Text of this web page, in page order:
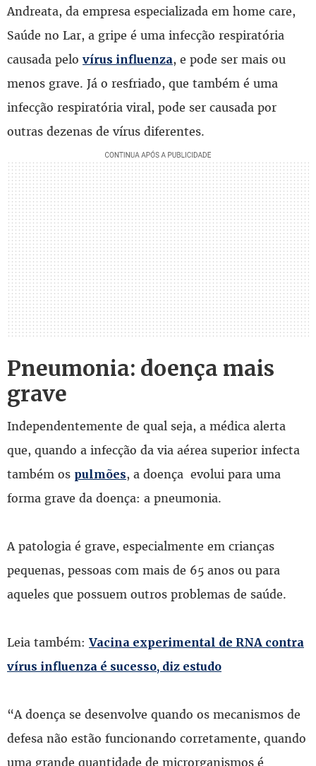
Andreata, da empresa especializada em home care,
Saúde no Lar, a gripe é uma infecção respiratória
causada pelo vírus influenza, e pode ser mais ou
menos grave. Já o resfriado, que também é uma
infecção respiratória viral, pode ser causada por
outras dezenas de vírus diferentes.
Pneumonia: doença mais
grave
Independentemente de qual seja, a médica alerta
que, quando a infecção da via aérea superior infecta
também os pulmões, a doença evolui para uma
forma grave da doença: a pneumonia.
A patologia é grave, especialmente em crianças
pequenas, pessoas com mais de 65 anos ou para
aqueles que possuem outros problemas de saúde.
Leia também: Vacina experimental de RNA contra
vírus influenza é sucesso, diz estudo
“A doença se desenvolve quando os mecanismos de
defesa não estão funcionando corretamente, quando
uma grande quantidade de microrganismos é